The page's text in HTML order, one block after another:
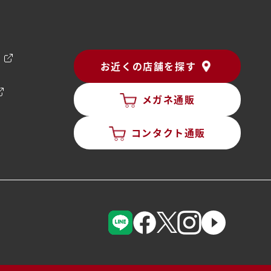
お近くの店舗を探す
メガネ通販
コンタクト通販